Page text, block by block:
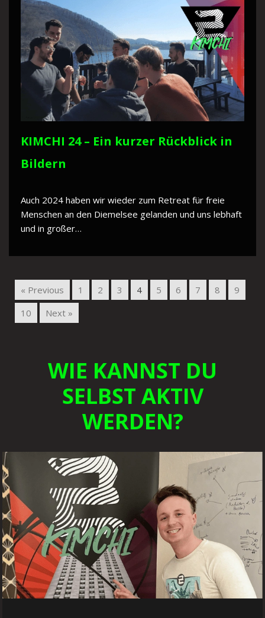
KIMCHI 24 – Ein kurzer Rückblick in
Bildern
Auch 2024 haben wir wieder zum Retreat für freie
Menschen an den Diemelsee gelanden und uns lebhaft
und in großer…
« Previous 1 2 3 4 5 6 7 8
9
10
Next »
WIE KANNST DU
SELBST AKTIV
WERDEN?